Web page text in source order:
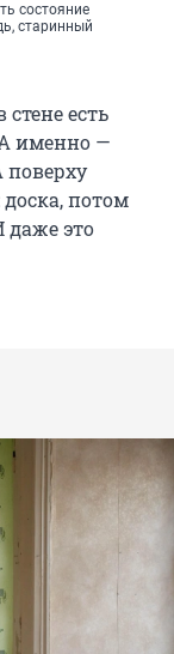
состояние
старинный
есть
именно —
поверху
доска, потом
даже это